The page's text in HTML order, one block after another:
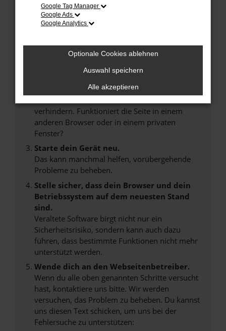
Hier sind ein paar Tipps, die dir helfen können:
Überprüfe deine Firewall und deine
Laden andere Webseiten, zum Beispiel deine
Prüfe deine Browsererweiterungen.
Manche Erweiterungen, wie Werbeblocker,
verhindern. Funktioniert die Seite in einem
anderen Browser oder in einem privaten
Fenster?
Starte dein Gerät neu.
Das kann manchmal helfen, vorübergehende
Probleme zu beheben.
Stelle sicher, dass dein Browser und dein
Betriebssystem auf dem neuesten Stand
sind.
Veraltete Software birgt nicht nur ein
Sicherheitsrisiko, sondern kann auch dazu
führen, dass bestimmte Funktionen nicht mehr
unterstützt werden.
Wende dich an den Webseitenbetreiber.
Wenn du alle oben genannten Schritte versucht
hast, kontaktiere uns bitte. Wir werden
versuchen, das Problem zu beheben. Du kannst
uns diesen Text schicken, um uns bei der
Fehlersuche zu unterstützen:
Google Tag Manager
Google Ads
Google Analytics
Optionale Cookies ablehnen
Auswahl speichern
Alle akzeptieren